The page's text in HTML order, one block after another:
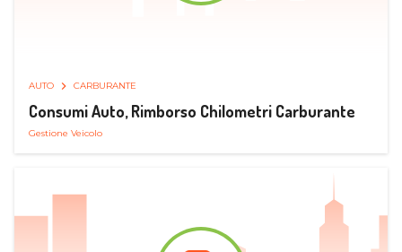
AUTO CARBURANTE
Consumi Auto, Rimborso Chilometri Carburante
Gestione Veicolo